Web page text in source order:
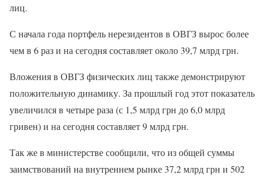
лиц.
С начала года портфель нерезидентов в ОВГЗ вырос более
чем в 6 раз и на сегодня составляет около 39,7 млрд грн.
Вложения в ОВГЗ физических лиц также демонстрируют
положительную динамику. За прошлый год этот показатель
увеличился в четыре раза (с 1,5 млрд грн до 6,0 млрд
гривен) и на сегодня составляет 9 млрд грн.
Так же в министерстве сообщили, что из общей суммы
заимствований на внутреннем рынке 37,2 млрд грн и 502